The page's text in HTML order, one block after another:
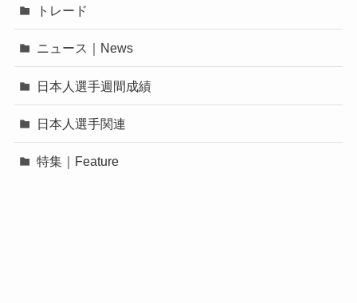
トレード
ニュース｜News
日本人選手週間成績
日本人選手関連
特集｜Feature